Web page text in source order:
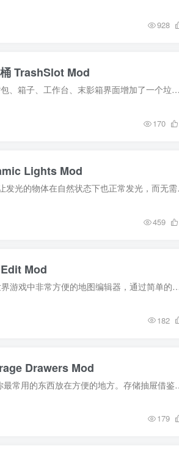
928
TrashSlot Mod
MOD介绍 生存背包垃圾桶 TrashSlot Mod在背包、箱子、工作台、末影箱界面增加了一个垃圾桶单元格，玩家可以将不需要的物品拖放或者使用快捷键移入垃圾桶丢弃，非常方便。 特点 垃圾桶单元格不会...
170
Lights Mod
MOD介绍 动态光源
459
Mod
MOD介绍 创世神 WorldEdit Mod是一款我的世界游戏中非常方便的地图编辑器，通过简单的命令或者复制粘贴，甚至
182
Drawers Mod
MOD介绍 储物抽屉 Storage Drawers Mod把你最常用的东
179